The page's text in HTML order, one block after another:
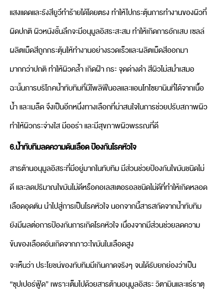
แสงแดดและรังสียูวีทำร้ายได้โดยตรง ทำให้ไปกระตุ้นการทำงานของผิวที่
ผิดปกติ ผิวหนังชั้นลึกจะมีอนุมูลอิสระสะสม ทำให้เกิดการอักเสบ เซลล์
ผลิตเม็ดสีถูกกระตุ้นให้ทำงานอย่างรวดเร็วและผลิตเม็ดสีออกมา
มากกว่าปกติ ทำให้ผิวคล้ำ เกิดฝ้า กระ จุดด่างดำ สีผิวไม่สม่ำเสมอ
ฉะนั้นการบริโภคน้ำทับทิมที่มีโพลิฟีนอลและแอนโทไซยานินที่ได้จากเนื้อ
น้ำ และเมล็ด จึงเป็นอีกหนึ่งทางเลือกที่น่าสนใจในการช่วยปรับสภาพผิว
ทำให้ผิวกระจ่างใส มีออร่า และมีสุขภาพผิวพรรณที่ดี
6.น้ำทับทิมลดความดันเลือด ป้องกันโรคหัวใจ
สารต้านอนุมูลอิสระที่มีอยู่มากในทับทิม มีส่วนช่วยป้องกันไขมันชนิดไม่
ดี และลดปริมาณไขมันไม่ดีหรือคอเลสเตอรอลชนิดไม่ดีที่ทำให้เกิดหลอด
เลือดอุดตัน นำไปสู่การเป็นโรคหัวใจ นอกจากนี้สารสกัดจากน้ำทับทิม
ยังมีผลต่อการป้องกันการเกิดโรคหัวใจ เนื่องจากมีส่วนช่วยลดความ
ข้นของเลือดอันเกิดจากภาวะไขมันในเลือดสูง
จะเห็นว่า ประโยชน์ของทับทิมมีเกินคาดจริงๆ จนได้รับยกย่องว่าเป็น
“ซุปเปอร์ฟู้ด” เพราะเต็มไปด้วยสารต้านอนุมูลอิสระ วิตามินและแร่ธาตุ